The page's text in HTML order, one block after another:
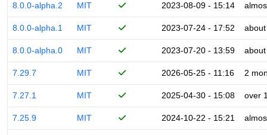
8.0.0-alpha.2 MIT 2023-08-09 - 15:14
8.0.0-alpha.1 MIT 2023-07-24 - 17:52
8.0.0-alpha.0 MIT 2023-07-20 - 13:59
7.29.7 MIT 2026-05-25 - 11:16 2
7.27.1 MIT 2025-04-30 - 15:08 over
7.25.9 MIT 2024-10-22 - 15:21